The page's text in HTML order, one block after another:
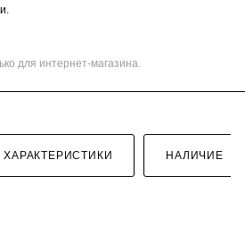
для интернет-магазина.
ХАРАКТЕРИСТИКИ НАЛИЧИЕ